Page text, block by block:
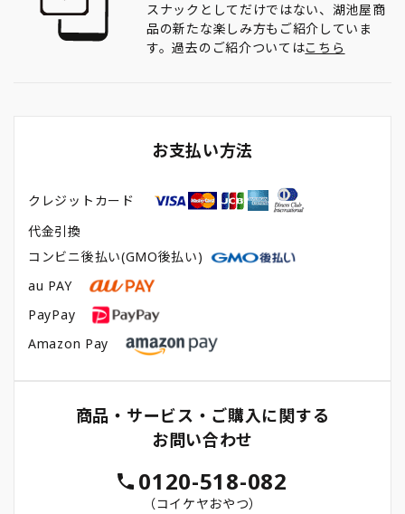
スナックとしてだけではない、湖池屋商
品の新たな楽しみ方もご紹介していま
す。過去のご紹介ついてはこちら
お支払い方法
クレジットカード
代金引換
コンビニ後払い(GMO後払い)
au PAY
PayPay
Amazon Pay
商品・サービス・ご購入に関する
お問い合わせ
0120-518-082
（コイケヤおやつ）